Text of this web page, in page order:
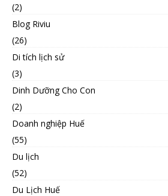
(2)
Blog Riviu
(26)
Di tích lịch sử
(3)
Dinh Dưỡng Cho Con
(2)
Doanh nghiệp Huế
(55)
Du lịch
(52)
Du Lịch Huế